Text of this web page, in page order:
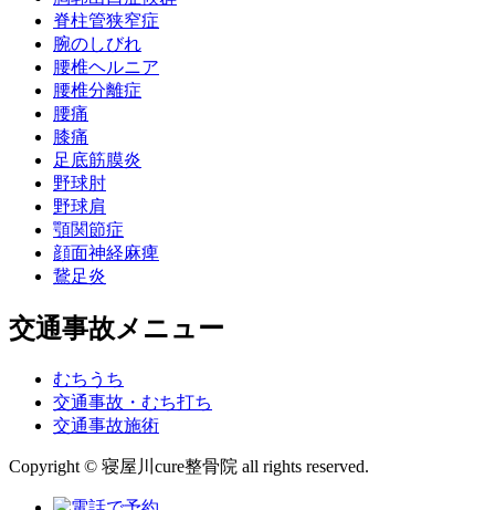
脊柱管狭窄症
腕のしびれ
腰椎ヘルニア
腰椎分離症
腰痛
膝痛
足底筋膜炎
野球肘
野球肩
顎関節症
顔面神経麻痺
鵞足炎
交通事故メニュー
むちうち
交通事故・むち打ち
交通事故施術
Copyright © 寝屋川cure整骨院 all rights reserved.